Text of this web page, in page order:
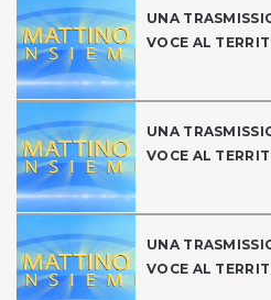
UNA
VOCE AL
UNA
VOCE AL
UNA
VOCE AL